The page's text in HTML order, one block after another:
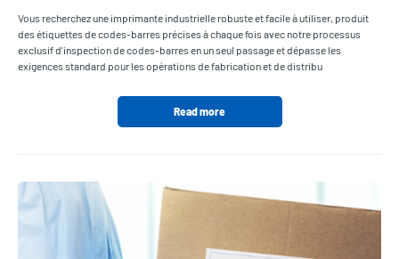
Vous recherchez une imprimante industrielle robuste et facile à utiliser, produit
des étiquettes de codes-barres précises à chaque fois avec notre processus
exclusif d'inspection de codes-barres en un seul passage et dépasse les
exigences standard pour les opérations de fabrication et de distribu
Read more